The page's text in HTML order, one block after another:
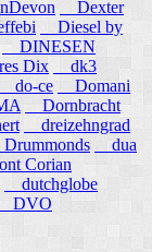
Dexter
Diesel by
DINESEN
Dix
dk3
do-ce
Domani
Dornbracht
dreizehngrad
dua
Corian
dutchglobe
DVO